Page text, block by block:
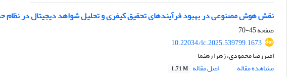
نقش هوش مصنوعی در بهبود فرآیندهای تحقیق کیفری و تحلیل شواهد دیجیتال در نظام
صفحه45-70
10.22034/lc.2025.539799.1673
امیررضا محمودی، زهرا رهنما
مشاهده مقاله
اصل مقاله 1.71 M